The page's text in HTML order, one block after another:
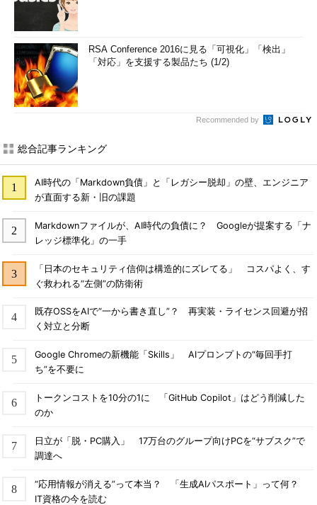
RSA Conference 2016に見る「可視化」「検出」
「対応」を支援する製品たち (1/2)
Recommended by
総合記事ランキング
AI時代の「Markdown負債」と「レガシー脱却」の壁、エンジニア
が直面する新・旧の課題
Markdownファイルが、AI時代の負債に？ Googleが提案する「ナ
レッジ標準化」の一手
「日本のセキュリティ信仰は構造的にズレてる」 コスパよく、す
ぐ救われる“左側”の防衛術
既存OSSをAIで“一から書き直し”？ 再実装・ライセンス回避が招
く対立と分断
Google Chromeの新機能「Skills」 AIプロンプトの“毎回手打
ち”を不要に
トークンコストを10分の1に 「GitHub Copilot」はどう削減した
のか
日立が「脱・PC購入」 17万台のグループ向けPCを“サブスク”で
調達へ
“応用情報が消える”って本当？ 「生成AIパスポート」って何？
IT資格の今を読む